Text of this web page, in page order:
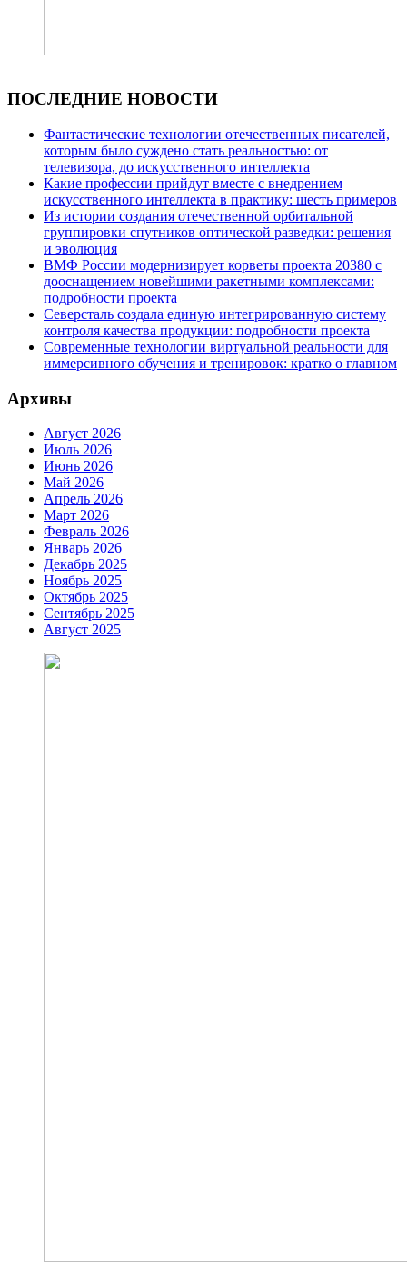
ПОСЛЕДНИЕ НОВОСТИ
Фантастические технологии отечественных писателей,
которым было суждено стать реальностью: от
телевизора, до искусственного интеллекта
Какие профессии прийдут вместе с внедрением
искусственного интеллекта в практику: шесть примеров
Из истории создания отечественной орбитальной
группировки спутников оптической разведки: решения
и эволюция
ВМФ России модернизирует корветы проекта 20380 с
дооснащением новейшими ракетными комплексами:
подробности проекта
Северсталь создала единую интегрированную систему
контроля качества продукции: подробности проекта
Современные технологии виртуальной реальности для
иммерсивного обучения и тренировок: кратко о главном
Архивы
Август 2026
Июль 2026
Июнь 2026
Май 2026
Апрель 2026
Март 2026
Февраль 2026
Январь 2026
Декабрь 2025
Ноябрь 2025
Октябрь 2025
Сентябрь 2025
Август 2025